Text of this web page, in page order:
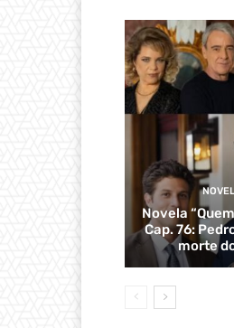
Novela
Cap. 76:
morte